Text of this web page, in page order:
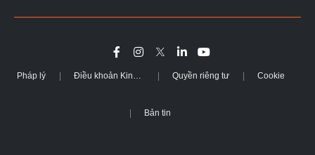
Pháp lý Điều khoản Kinh doanh Quyền riêng tư Cookie
Bản tin